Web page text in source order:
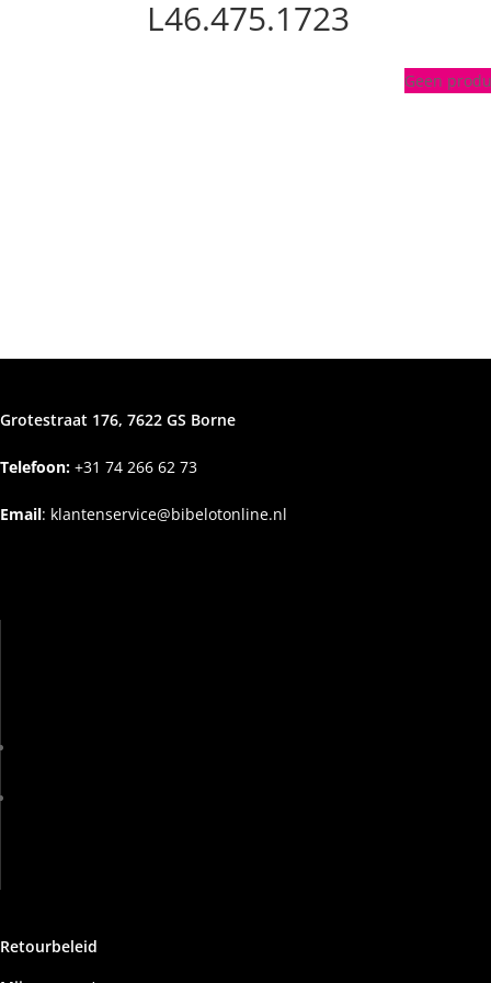
L46.475.1723
Geen
Grotestraat 176, 7622 GS Borne
Telefoon: +31 74 266 62 73
Email: klantenservice@bibelotonline.nl
Retourbeleid